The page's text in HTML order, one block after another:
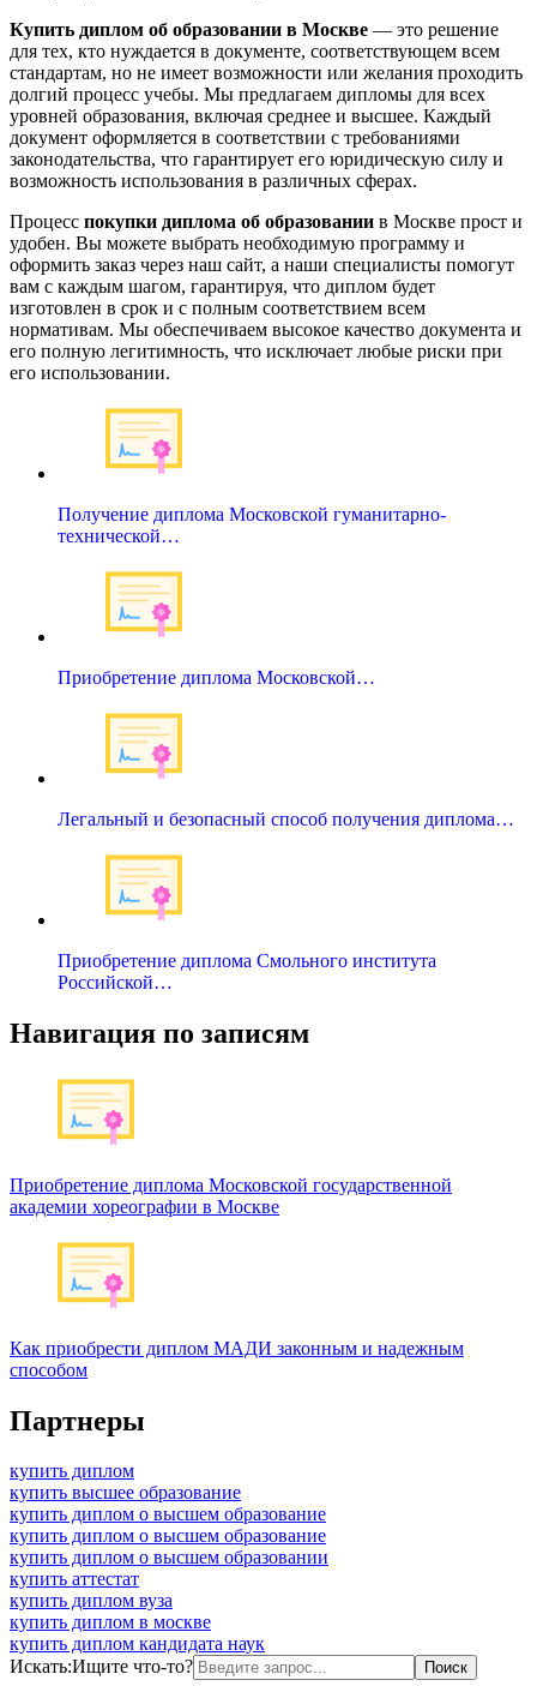
Купить диплом об образовании в Москве — это решение
для тех, кто нуждается в документе, соответствующем всем
стандартам, но не имеет возможности или желания проходить
долгий процесс учебы. Мы предлагаем дипломы для всех
уровней образования, включая среднее и высшее. Каждый
документ оформляется в соответствии с требованиями
законодательства, что гарантирует его юридическую силу и
возможность использования в различных сферах.
Процесс покупки диплома об образовании в Москве прост и
удобен. Вы можете выбрать необходимую программу и
оформить заказ через наш сайт, а наши специалисты помогут
вам с каждым шагом, гарантируя, что диплом будет
изготовлен в срок и с полным соответствием всем
нормативам. Мы обеспечиваем высокое качество документа и
его полную легитимность, что исключает любые риски при
его использовании.
Получение диплома Московской гуманитарно-
технической…
Приобретение диплома Московской…
Легальный и безопасный способ получения диплома…
Приобретение диплома Смольного института
Российcкой…
Навигация по записям
Приобретение диплома Московской государственной
академии хореографии в Москве
Как приобрести диплом МАДИ законным и надежным
способом
Партнеры
купить диплом
купить высшее образование
купить диплом о высшем образование
купить диплом о высшем образование
купить диплом о высшем образовании
купить аттестат
купить диплом вуза
купить диплом в москве
купить диплом кандидата наук
Искать:Ищите что-то?